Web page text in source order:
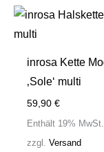
inrosa Kette
‚Sole‘ multi
59,90€
Enthält 19% MwSt.
zzgl.Versand